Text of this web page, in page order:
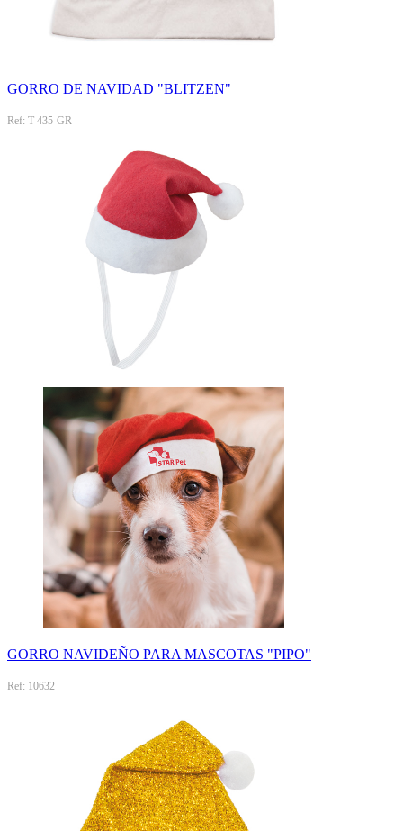
GORRO DE NAVIDAD "BLITZEN"
Ref: T-435-GR
GORRO NAVIDEÑO PARA MASCOTAS "PIPO"
Ref: 10632